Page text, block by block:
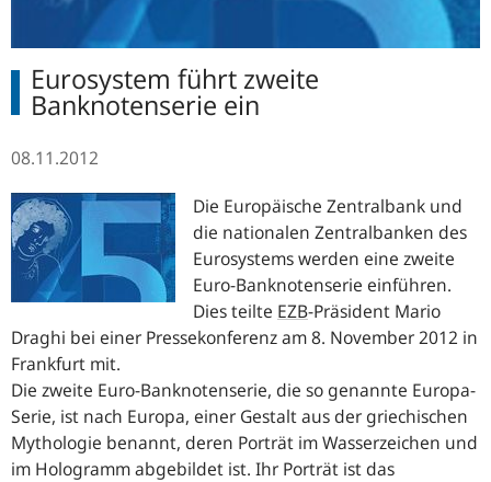
Eurosystem führt zweite
Banknotenserie ein
08.11.2012
Die Europäische Zentralbank und
die nationalen Zentralbanken des
Eurosystems werden eine zweite
Euro-Banknotenserie einführen.
Dies teilte EZB-Präsident Mario
Draghi bei einer Pressekonferenz am 8. November 2012 in
Frankfurt mit.
Die zweite Euro-Banknotenserie, die so genannte Europa-
Serie, ist nach Europa, einer Gestalt aus der griechischen
Mythologie benannt, deren Porträt im Wasserzeichen und
im Hologramm abgebildet ist. Ihr Porträt ist das